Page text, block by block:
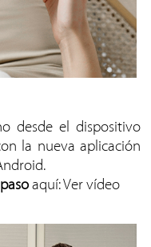
desde el dispositivo
la nueva aplicación
aquí:Ver vídeo